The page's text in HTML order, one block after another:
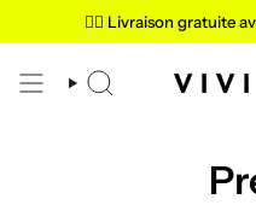
de
✌🏼 Livraison gratuite
RECHERCHE